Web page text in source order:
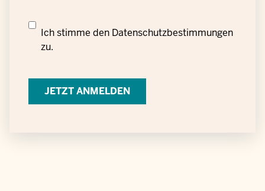
Datenschutzrechtliche
Einwilligung
personenbezogener
Ich stimme den Datenschutzbestimmungen
zu.